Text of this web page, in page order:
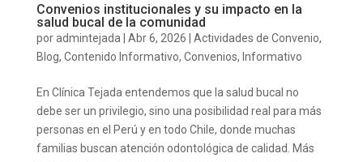
Convenios institucionales y su impacto en la
salud bucal de la comunidad
poradmintejada Abr 6, 2026 Actividades de Convenio,
Blog, Contenido Informativo, Convenios, Informativo
En Clínica Tejada entendemos que la salud bucal no
debe ser un privilegio, sino una posibilidad real para más
personas en el Perú y en todo Chile, donde muchas
familias buscan atención odontológica de calidad. Más